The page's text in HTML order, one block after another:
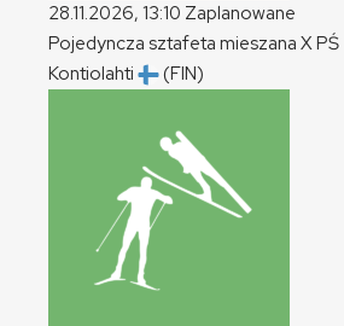
28.11.2026, 13:10 Zaplanowane
Pojedyncza sztafeta mieszana XPŚ
Kontiolahti
(FIN)